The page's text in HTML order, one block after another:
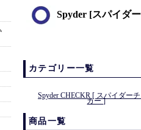
Spyder [スパイダ
カテゴリー一覧
Spyder CHECKR [ スパイダー
カー ]
商品一覧